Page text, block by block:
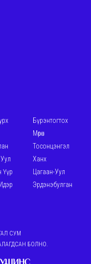
Бүрэнтогтох
Мөрөн
Тосонцэнгэл
Ханх
Үүр
Цагаан-Уул
Эрдэнэбулган
СУМ
БОЛНО.